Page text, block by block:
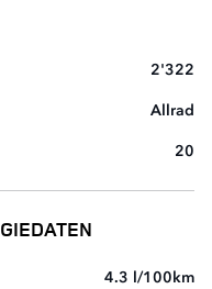
2'322
Allrad
20
4.3 l/100km